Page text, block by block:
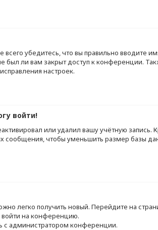
убедитесь, что вы правильно вводите
был ли вам закрыт доступ к конференции.
настроек.
войти!
или удалил вашу учётную
чтобы уменьшить размер базы
легко получить новый. Перейдите на
на конференцию.
с администратором конференции.